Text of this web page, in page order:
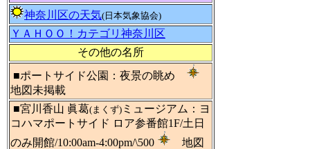
神奈川区の天気(日本気象協会)
ＹＡＨＯＯ！カテゴリ神奈川区
その他の名所
■ポートサイド公園：夜景の眺め
地図未掲載
■宮川香山 眞葛(まくず) ミュージアム：ヨ
コハマポートサイド ロア参番館1F/土日
のみ開館/10:00am-4:00pm/\500
地図